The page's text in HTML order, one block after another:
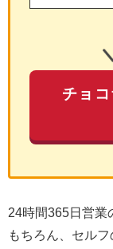
チョ
24時間365日営業
もちろん、セル